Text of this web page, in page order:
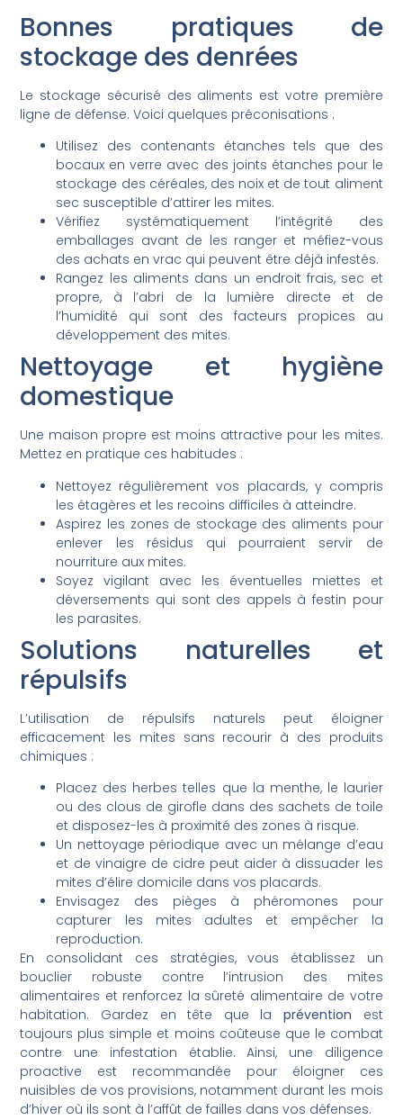
Bonnes pratiques de
stockage des denrées
Le stockage sécurisé des aliments est votre première
ligne de défense. Voici quelques préconisations :
Utilisez des contenants étanches tels que des
bocaux en verre avec des joints étanches pour le
stockage des céréales, des noix et de tout aliment
sec susceptible d’attirer les mites.
Vérifiez systématiquement l’intégrité des
emballages avant de les ranger et méfiez-vous
des achats en vrac qui peuvent être déjà infestés.
Rangez les aliments dans un endroit frais, sec et
propre, à l’abri de la lumière directe et de
l’humidité qui sont des facteurs propices au
développement des mites.
Nettoyage et hygiène
domestique
Une maison propre est moins attractive pour les mites.
Mettez en pratique ces habitudes :
Nettoyez régulièrement vos placards, y compris
les étagères et les recoins difficiles à atteindre.
Aspirez les zones de stockage des aliments pour
enlever les résidus qui pourraient servir de
nourriture aux mites.
Soyez vigilant avec les éventuelles miettes et
déversements qui sont des appels à festin pour
les parasites.
Solutions naturelles et
répulsifs
L’utilisation de répulsifs naturels peut éloigner
efficacement les mites sans recourir à des produits
chimiques :
Placez des herbes telles que la menthe, le laurier
ou des clous de girofle dans des sachets de toile
et disposez-les à proximité des zones à risque.
Un nettoyage périodique avec un mélange d’eau
et de vinaigre de cidre peut aider à dissuader les
mites d’élire domicile dans vos placards.
Envisagez des pièges à phéromones pour
capturer les mites adultes et empêcher la
reproduction.
En consolidant ces stratégies, vous établissez un
bouclier robuste contre l’intrusion des mites
alimentaires et renforcez la sûreté alimentaire de votre
habitation. Gardez en tête que laprévention est
toujours plus simple et moins coûteuse que le combat
contre une infestation établie. Ainsi, une diligence
proactive est recommandée pour éloigner ces
nuisibles de vos provisions, notamment durant les mois
d’hiver où ils sont à l’affût de failles dans vos défenses.